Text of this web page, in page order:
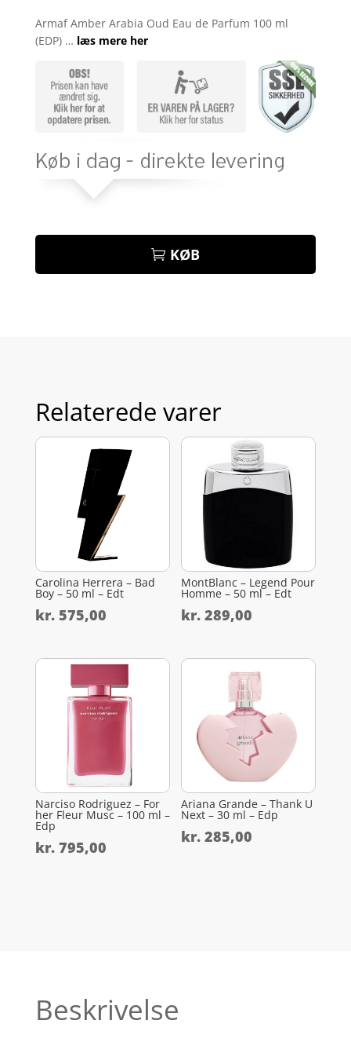
ud af 5
baseret på
Armaf Amber Arabia Oud Eau de Parfum 100 ml
(EDP) … læs mere her
KØB
Relaterede varer
Carolina Herrera – Bad
Boy – 50 ml – Edt
kr.575,00
MontBlanc – Legend Pour
Homme – 50 ml – Edt
kr. 289,00
Narciso Rodriguez – For
her Fleur Musc – 100 ml –
Edp
kr.795,00
Ariana Grande – Thank U
Next – 30 ml – Edp
kr. 285,00
Beskrivelse